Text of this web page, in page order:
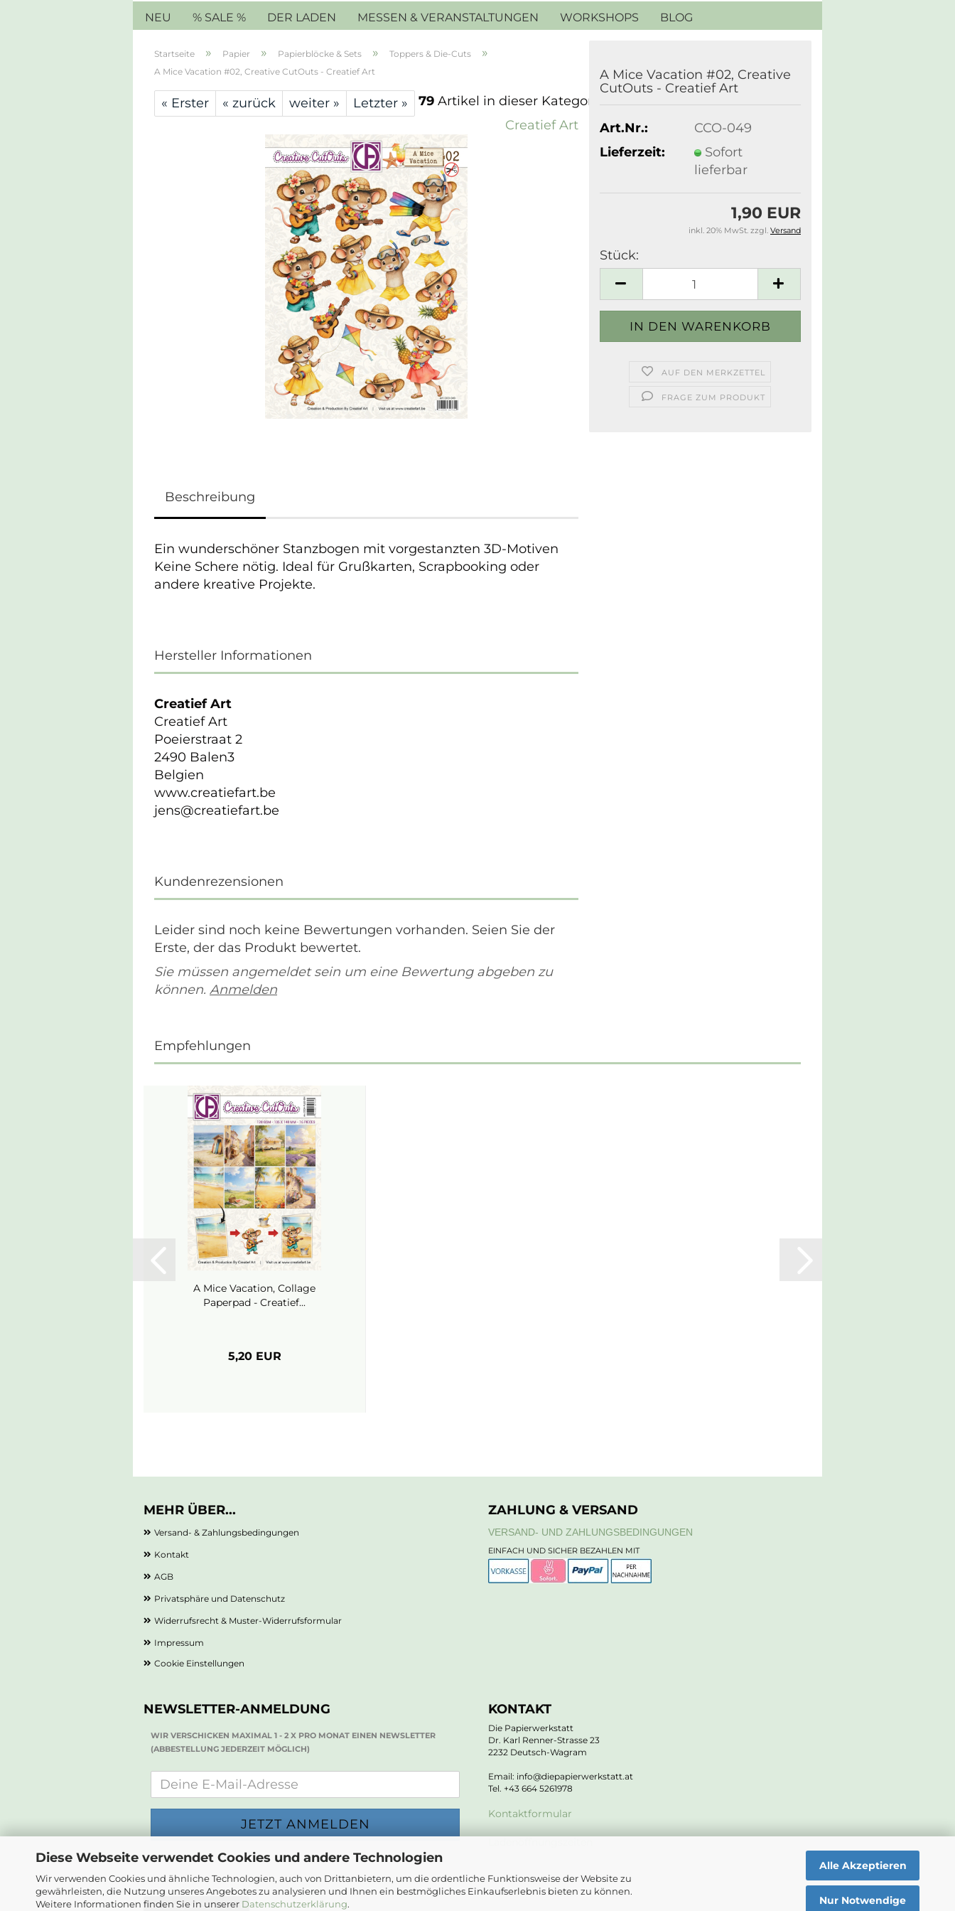
Diese Webseite verwendet Cookies und andere Technologien
Wir verwenden Cookies und ähnliche Technologien, auch von Drittanbietern, um die ordentliche Funktionsweise der Website zu
gewährleisten, die Nutzung unseres Angebotes zu analysieren und Ihnen ein bestmögliches Einkaufserlebnis bieten zu können.
Weitere Informationen finden Sie in unserer Datenschutzerklärung.
Alle Akzeptieren
Nur Notwendige
NEU % SALE % DER LADEN MESSEN & VERANSTALTUNGEN WORKSHOPS BLOG
Startseite » Papier » Papierblöcke & Sets » Toppers & Die-Cuts »
A Mice Vacation #02, Creative CutOuts - Creatief Art
« Erster « zurück weiter » Letzter » 79 Artikel in dieser Kategorie
Creatief Art
A Mice Vacation #02, Creative
CutOuts - Creatief Art
Art.Nr.:
CCO-049
Lieferzeit:
Sofort
lieferbar
1,90 EUR
inkl. 20% MwSt. zzgl. Versand
Stück:
Stück
AUF DEN MERKZETTEL
FRAGE ZUM PRODUKT
Beschreibung
Ein wunderschöner Stanzbogen mit vorgestanzten 3D-Motiven
Keine Schere nötig. Ideal für Grußkarten, Scrapbooking oder
andere kreative Projekte.
Hersteller Informationen
Creatief Art
Creatief Art
Poeierstraat 2
2490 Balen3
Belgien
www.creatiefart.be
jens@creatiefart.be
Kundenrezensionen
Leider sind noch keine Bewertungen vorhanden. Seien Sie der
Erste, der das Produkt bewertet.
Sie müssen angemeldet sein um eine Bewertung abgeben zu
können. Anmelden
Empfehlungen
A Mice Vacation, Collage
Paperpad - Creatief...
5,20 EUR
MEHR ÜBER...
Versand- & Zahlungsbedingungen
Kontakt
AGB
Privatsphäre und Datenschutz
Widerrufsrecht & Muster-Widerrufsformular
Impressum
Cookie Einstellungen
ZAHLUNG & VERSAND
VERSAND- UND ZAHLUNGSBEDINGUNGEN
EINFACH UND SICHER BEZAHLEN MIT
NEWSLETTER-ANMELDUNG
WIR VERSCHICKEN MAXIMAL 1 - 2 X PRO MONAT EINEN NEWSLETTER
(ABBESTELLUNG JEDERZEIT MÖGLICH)
KONTAKT
Die Papierwerkstatt
Dr. Karl Renner-Strasse 23
2232 Deutsch-Wagram
Email: info@diepapierwerkstatt.at
Tel. +43 664 5261978
Kontaktformular
Vertrag widerrufen